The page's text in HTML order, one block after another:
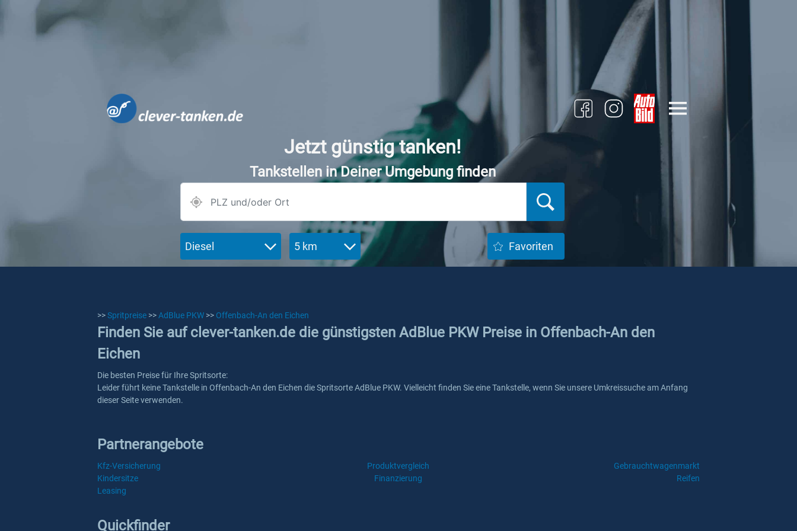
Jetzt günstig tanken!
Tankstellen in Deiner Umgebung finden
Diesel 5 km Favoriten
>>Spritpreise >>AdBlue PKW >> Offenbach-An den Eichen
Finden Sie auf clever-tanken.de die günstigsten AdBlue PKW Preise in Offenbach-An den
Eichen
Die besten Preise für Ihre Spritsorte:
Leider führt keine Tankstelle in Offenbach-An den Eichen die Spritsorte AdBlue PKW. Vielleicht finden Sie eine Tankstelle, wenn Sie unsere Umkreissuche am Anfang
dieser Seite verwenden.
Partnerangebote
Kfz-Versicherung Produktvergleich
Gebrauchtwagenmarkt
Kindersitze
Finanzierung
Reifen
Leasing
Quickfinder